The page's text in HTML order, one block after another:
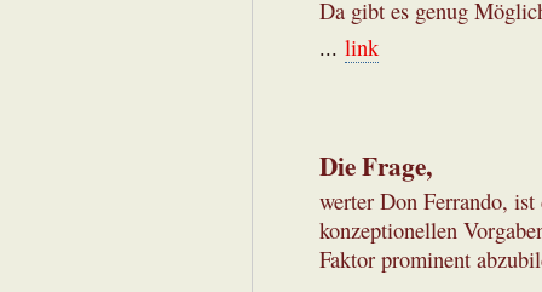
Da gibt es genug
... link
Die Frage,
werter Don Ferrando,
konzeptionellen
Faktor prominent